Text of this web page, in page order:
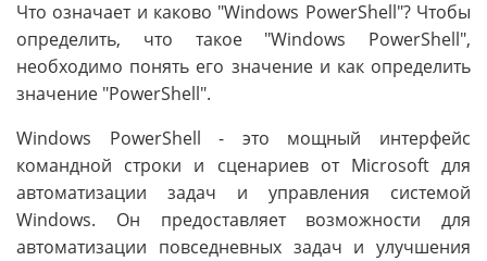
Что означает и каково "Windows PowerShell"? Чтобы
определить, что такое "Windows PowerShell",
необходимо понять его значение и как определить
значение "PowerShell".
Windows PowerShell - это мощный интерфейс
командной строки и сценариев от Microsoft для
автоматизации задач и управления системой
Windows. Он предоставляет возможности для
автоматизации повседневных задач и улучшения